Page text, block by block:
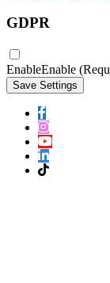
GDPR
EnableEnable